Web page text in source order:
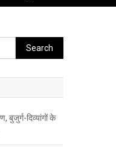
Search
for:
बुजुर्ग-दिव्यांगों के